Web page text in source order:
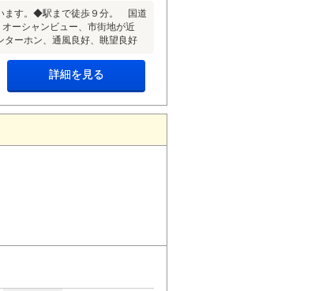
ます。◆駅まで徒歩９分。 国道
ーシャンビュー、市街地が近
ターホン、通風良好、眺望良好
詳細を見る